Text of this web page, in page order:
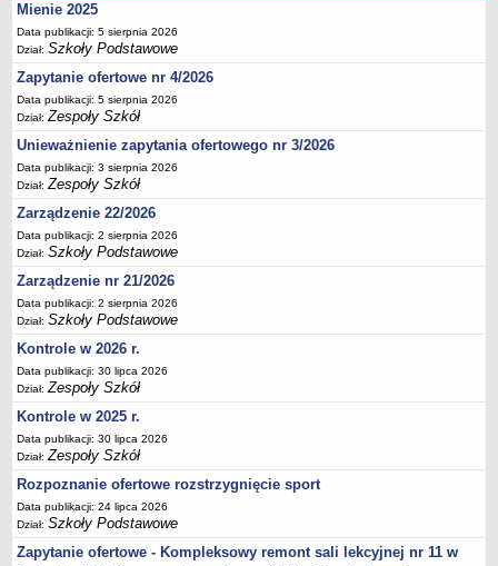
Statut
Majątek
Godziny dyżurów
Ogłoszenie
Zarządzenia
Rejestry, ewidencje, archiwa
Sprawozdania
Deklaracja dostępności
PORADNIE PSYCHOLOGICZNO-PEDAGOGICZNE
Zespół Poradni
BIURO FINANSÓW OŚWIATY
Dane podstawowe
Statut
Majątek
Ogłoszenia
Zarządzenia
Rejestry, ewidencje, archiwa
Kontrole
Mienie 2025
Data publikacji: 5 sierpnia 2026
Dział:Szkoły Podstawowe
Zapytanie ofertowe nr 4/2026
Data publikacji: 5 sierpnia 2026
Dział:Zespoły Szkół
Unieważnienie zapytania ofertowego nr 3/2026
Data publikacji: 3 sierpnia 2026
Dział:Zespoły Szkół
Zarządzenie 22/2026
Data publikacji: 2 sierpnia 2026
Dział:Szkoły Podstawowe
Zarządzenie nr 21/2026
Data publikacji: 2 sierpnia 2026
Dział:Szkoły Podstawowe
Kontrole w 2026 r.
Data publikacji: 30 lipca 2026
Dział:Zespoły Szkół
Kontrole w 2025 r.
Data publikacji: 30 lipca 2026
Dział:Zespoły Szkół
Rozpoznanie ofertowe rozstrzygnięcie sport
Data publikacji: 24 lipca 2026
Dział:Szkoły Podstawowe
Zapytanie ofertowe - Kompleksowy remont sali lekcyjnej nr 11 w